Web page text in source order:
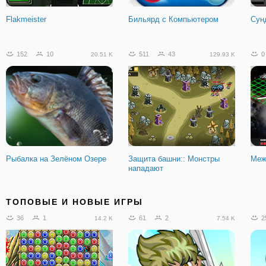
Flakmeister Бильярд с Компьютером
152 10 20.51 K
Рыбалка на Зелёном Озере
511 43 129.93 K
Защита башни:: Монстры
нападают
0
ТОПОВЫЕ И НОВЫЕ ИГРЫ
36 1 14.2 K 61 2 7.54 K